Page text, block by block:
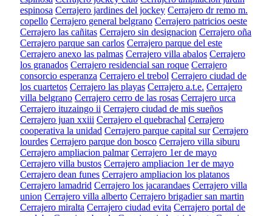
espinosa Cerrajero jardines del jockey Cerrajero dr remo m.
copello Cerrajero general belgrano Cerrajero patricios oeste
Cerrajero las cañitas Cerrajero sin designacion Cerrajero oña
Cerrajero parque san carlos Cerrajero parque del este
Cerrajero anexo las palmas Cerrajero villa abalos Cerrajero
los granados Cerrajero residencial san roque Cerrajero
consorcio esperanza Cerrajero el trebol Cerrajero ciudad de
los cuartetos Cerrajero las playas Cerrajero a.t.e. Cerrajero
villa belgrano Cerrajero cerro de las rosas Cerrajero urca
Cerrajero ituzaingo ii Cerrajero ciudad de mis sueños
Cerrajero juan xxiii Cerrajero el quebrachal Cerrajero
cooperativa la unidad Cerrajero parque capital sur Cerrajero
lourdes Cerrajero parque don bosco Cerrajero villa siburu
Cerrajero ampliacion palmar Cerrajero 1er de mayo
Cerrajero villa bustos Cerrajero ampliacion 1er de mayo
Cerrajero dean funes Cerrajero ampliacion los platanos
Cerrajero lamadrid Cerrajero los jacarandaes Cerrajero villa
union Cerrajero villa alberto Cerrajero brigadier san martin
Cerrajero miralta Cerrajero ciudad evita Cerrajero portal de